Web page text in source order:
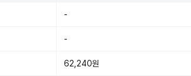
-
-
62,240원